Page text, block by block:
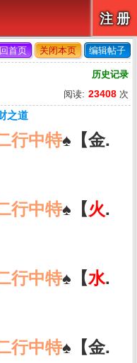
注 册
首页 关闭本页 编辑帖子
历史记录
阅读: 23408次
之道
行中特♠️【金.
行中特♠️【火.
行中特♠️【水.
行中特♠️【金.